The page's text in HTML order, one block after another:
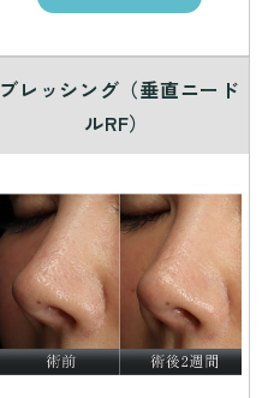
ブレッシング（垂直ニード
ルRF）